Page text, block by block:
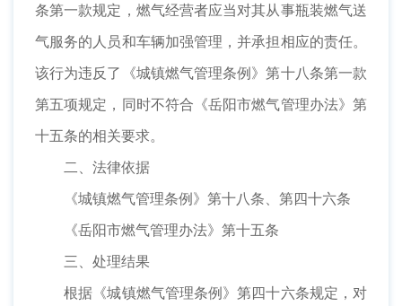
条第一款规定，燃气经营者应当对其从事瓶装燃气送
气服务的人员和车辆加强管理，并承担相应的责任。
该行为违反了《城镇燃气管理条例》第十八条第一款
第五项规定，同时不符合《岳阳市燃气管理办法》第
十五条的相关要求。
二、法律依据
《城镇燃气管理条例》第十八条、第四十六条
《岳阳市燃气管理办法》第十五条
三、处理结果
根据《城镇燃气管理条例》第四十六条规定，对